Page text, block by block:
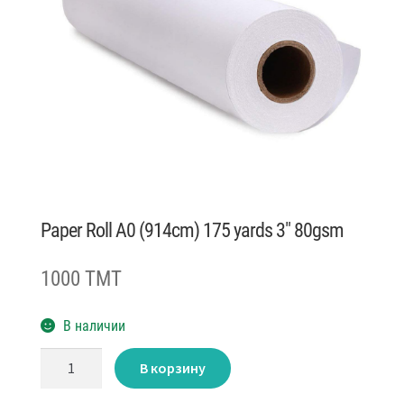
Paper Roll A0 (914cm) 175 yards 3″ 80gsm
1000 TMT
В наличии
Количество
товара
В корзину